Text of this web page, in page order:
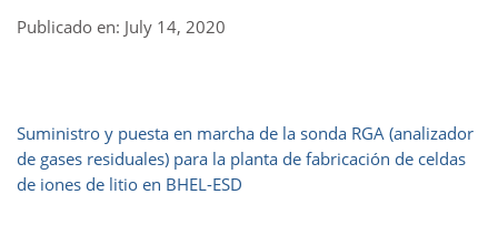
Publicado en: July 14, 2020
Suministro y puesta en marcha de la sonda RGA (analizador
de gases residuales) para la planta de fabricación de celdas
de iones de litio en BHEL-ESD